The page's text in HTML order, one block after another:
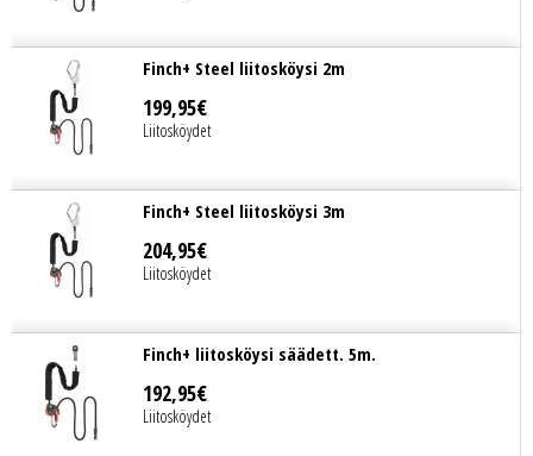
Finch+ Steel liitosköysi 2m
199,95€
Liitosköydet
Finch+ Steel liitosköysi 3m
204,95€
Liitosköydet
Finch+ liitosköysi säädett. 5m.
192,95€
Liitosköydet